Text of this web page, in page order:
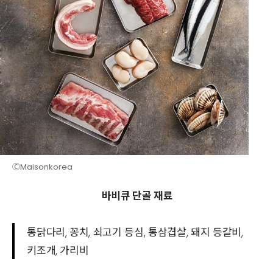
ⒸMaisonkorea
바비큐 단골 재료
통닭다리, 꽁치, 쇠고기 등심, 통삼겹살, 돼지 등갈비,
키조개, 가리비